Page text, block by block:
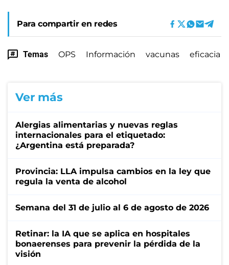
Para compartir en redes
Temas OPS Información vacunas eficacia
Ver más
Alergias alimentarias y nuevas reglas
internacionales para el etiquetado:
¿Argentina está preparada?
Provincia: LLA impulsa cambios en la ley que
regula la venta de alcohol
Semana del 31 de julio al 6 de agosto de 2026
Retinar: la IA que se aplica en hospitales
bonaerenses para prevenir la pérdida de la
visión